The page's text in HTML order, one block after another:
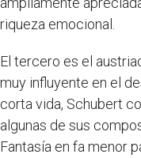
riqueza emocional.
El tercero es el
muy influyente en el
corta vida, Schubert
algunas de sus
Fantasía en fa menor